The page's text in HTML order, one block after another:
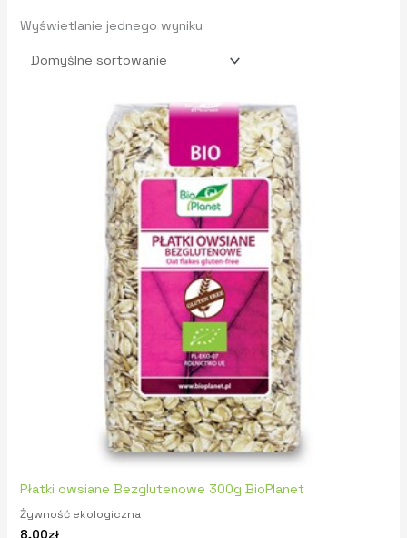
Wyświetlanie jednego wyniku
Płatki owsiane Bezglutenowe 300g BioPlanet
Żywność ekologiczna
8,00zł